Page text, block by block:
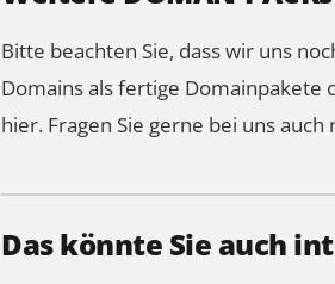
Bitte beachten Sie, dass wir uns
Domains als fertige Domainpakete
hier. Fragen Sie gerne bei uns
Das könnte Sie auch